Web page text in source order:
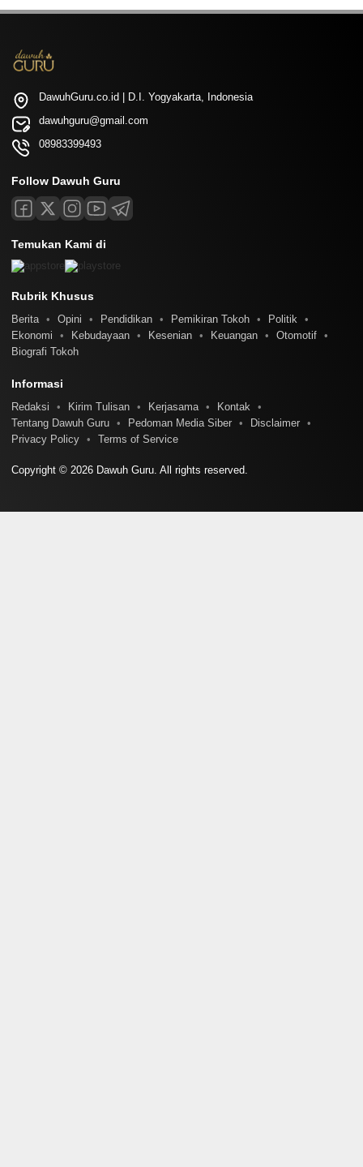
DawuhGuru.co.id | D.I. Yogyakarta, Indonesia
dawuhguru@gmail.com
08983399493
Follow Dawuh Guru
Temukan Kami di
Rubrik Khusus
Berita Opini Pendidikan Pemikiran Tokoh
Politik
Ekonomi
Kebudayaan Kesenian Keuangan
Otomotif
Biografi Tokoh
Informasi
Redaksi Kirim Tulisan Kerjasama
Kontak
Tentang Dawuh Guru
Pedoman Media Siber
Disclaimer
Privacy Policy
Terms of Service
Copyright © 2026 Dawuh Guru. All rights reserved.